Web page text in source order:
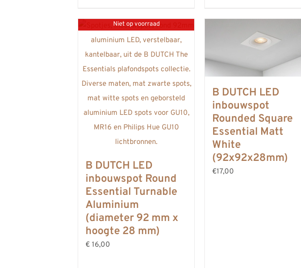
Niet op voorraad
B DUTCH LED
inbouwspot Round
Essential Turnable
Aluminium
(diameter 92 mm x
hoogte 28 mm)
€ 16,00
B DUTCH LED
inbouwspot
Rounded Square
Essential Matt
White
(92x92x28mm)
€17,00